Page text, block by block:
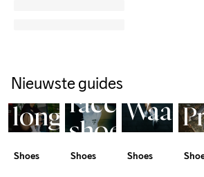
Nieuwste guides
Your
long
Shoes
The
race
shoe
for
Shoes Shoes